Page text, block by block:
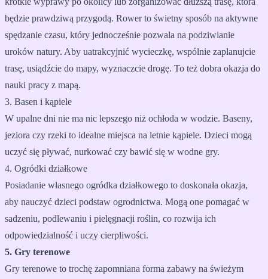
będzie prawdziwą przygodą. Rower to świetny sposób na aktywne
spędzanie czasu, który jednocześnie pozwala na podziwianie
uroków natury. Aby uatrakcyjnić wycieczkę, wspólnie zaplanujcie
trasę, usiądźcie do mapy, wyznaczcie drogę. To też dobra okazja do
nauki pracy z mapą.
3. Basen i kąpiele
W upalne dni nie ma nic lepszego niż ochłoda w wodzie. Baseny,
jeziora czy rzeki to idealne miejsca na letnie kąpiele. Dzieci mogą
uczyć się pływać, nurkować czy bawić się w wodne gry.
4. Ogródki działkowe
Posiadanie własnego ogródka działkowego to doskonała okazja,
aby nauczyć dzieci podstaw ogrodnictwa. Mogą one pomagać w
sadzeniu, podlewaniu i pielęgnacji roślin, co rozwija ich
odpowiedzialność i uczy cierpliwości.
5. Gry terenowe
Gry terenowe to trochę zapomniana forma zabawy na świeżym